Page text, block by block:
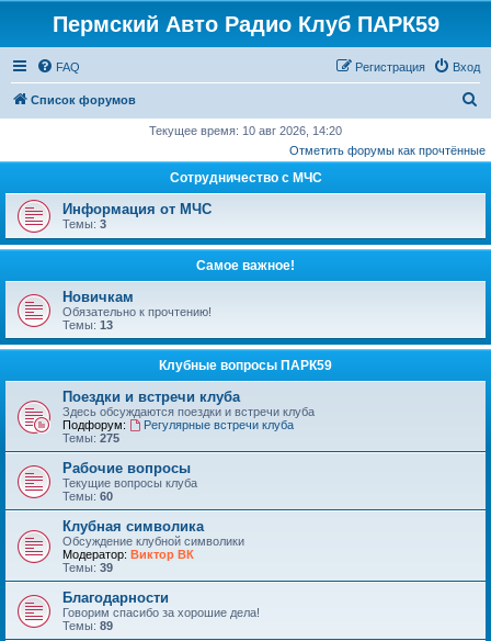
Пермский Авто Радио Клуб ПАРК59
FAQ Вход
Регистрация
Список форумов
и
Текущее время: 10 авг 2026, 14:20
Отметить форумы как прочтённые
Сотрудничество с МЧС
Информация от МЧС
Темы: 3
Самое важное!
Новичкам
Обязательно к прочтению!
Темы: 13
Клубные вопросы ПАРК59
Поездки и встречи клуба
Здесь обсуждаются поездки и встречи клуба
Подфорум:
Регулярные встречи клуба
Темы: 275
Рабочие вопросы
Текущие вопросы клуба
Темы: 60
Клубная символика
Обсуждение клубной символики
Модератор: Виктор ВК
Темы: 39
Благодарности
Говорим спасибо за хорошие дела!
Темы: 89